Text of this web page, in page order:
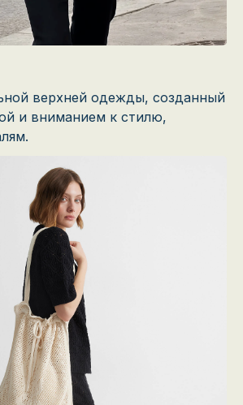
верхней одежды, созданный
и вниманием к стилю,